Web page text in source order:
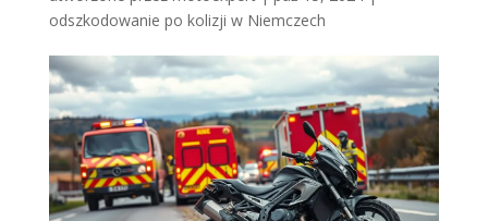
odszkodowanie po kolizji w Niemczech